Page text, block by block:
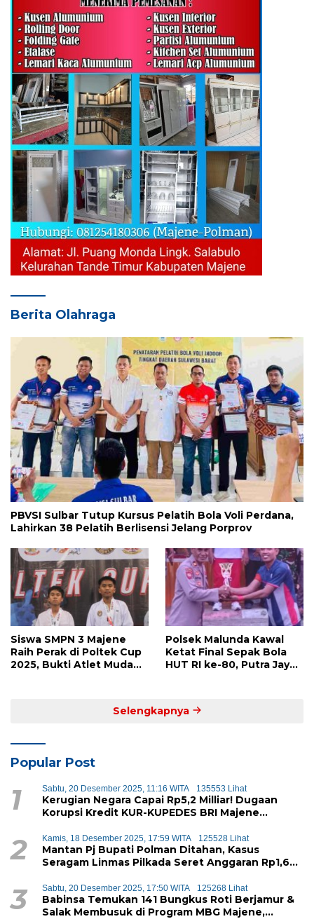
Berita Olahraga
PBVSI Sulbar Tutup Kursus Pelatih Bola Voli Perdana,
Lahirkan 38 Pelatih Berlisensi Jelang Porprov
Siswa SMPN 3 Majene
Raih Perak di Poltek Cup
2025, Bukti Atlet Muda
Polsek Malunda Kawal
Ketat Final Sepak Bola
HUT RI ke-80, Putra Jaya
Selengkapnya
Popular Post
1 Sabtu, 20 Desember 2025, 11:16 WITA 135553 Lihat
Kerugian Negara Capai Rp5,2 Milliar! Dugaan
Korupsi Kredit KUR-KUPEDES BRI Majene
2 Kamis, 18 Desember 2025, 17:59 WITA 125528 Lihat
Mantan Pj Bupati Polman Ditahan, Kasus
Seragam Linmas Pilkada Seret Anggaran Rp1,6
3 Sabtu, 20 Desember 2025, 17:50 WITA 125268 Lihat
Babinsa Temukan 141 Bungkus Roti Berjamur &
Salak Membusuk di Program MBG Majene,